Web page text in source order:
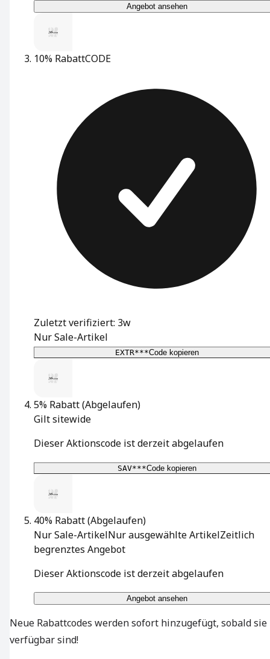
Angebot ansehen
10% RabattCODE
Zuletzt verifiziert: 3w
Nur Sale-Artikel
EXTR***Code kopieren
5% Rabatt(Abgelaufen)
Gilt sitewide
Dieser Aktionscode ist derzeit abgelaufen
SAV***Code kopieren
40% Rabatt(Abgelaufen)
Nur Sale-ArtikelNur ausgewählte ArtikelZeitlich
begrenztes Angebot
Dieser Aktionscode ist derzeit abgelaufen
Angebot ansehen
Neue Rabattcodes werden sofort hinzugefügt, sobald sie
verfügbar sind!